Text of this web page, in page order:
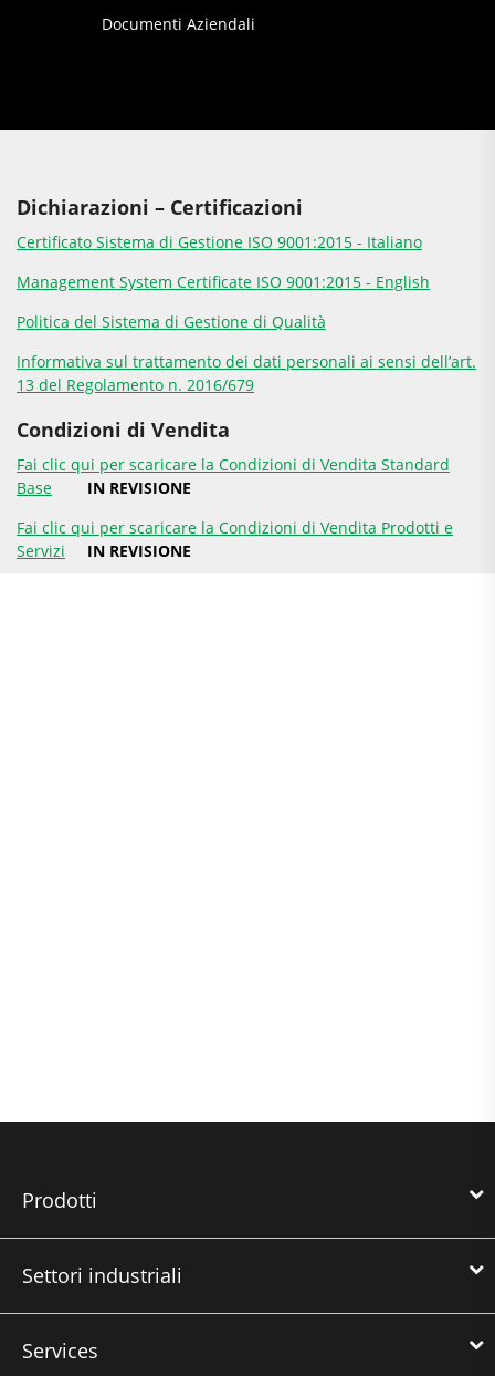
Documenti Aziendali
Dichiarazioni – Certificazioni
Certificato Sistema di Gestione ISO 9001:2015 - Italiano
Management System Certificate ISO 9001:2015 - English
Politica del Sistema di Gestione di Qualità
Informativa sul trattamento dei dati personali ai sensi dell’art.
13 del Regolamento n. 2016/679
Condizioni di Vendita
Fai clic qui per scaricare la Condizioni di Vendita Standard
Base
IN REVISIONE
Fai clic qui per scaricare la Condizioni di Vendita Prodotti e
Servizi
IN REVISIONE
Prodotti
Settori industriali
Services